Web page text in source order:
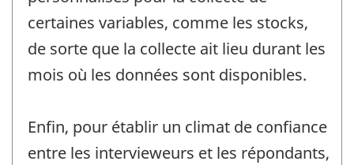
certaines variables, comme les stocks,
de sorte que la collecte ait lieu durant les
mois où les données sont disponibles.
Enfin, pour établir un climat de confiance
entre les intervieweurs et les répondants,